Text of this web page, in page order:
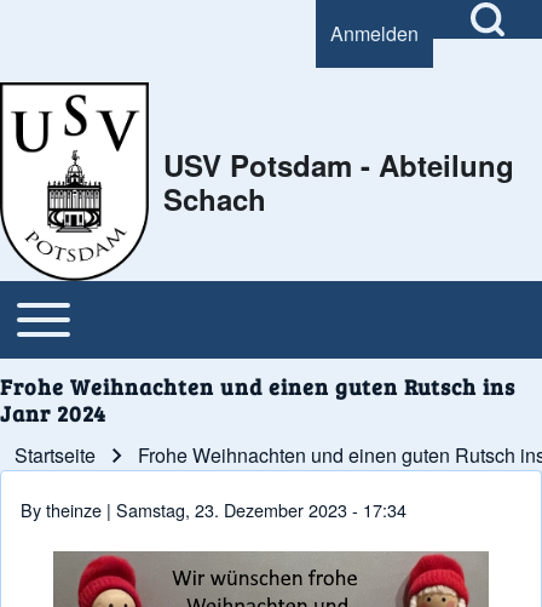
Close Search Block
Search
User account menu
Anmelden
USV Potsdam - Abteilung
Schach
Main navigation
Open or Close horizontal Main Menu
Frohe Weihnachten und einen guten Rutsch ins
Janr 2024
Pfadnavigation
Startseite Frohe Weihnachten und einen guten Rutsch
Bytheinze | Samstag, 23. Dezember 2023 - 17:34